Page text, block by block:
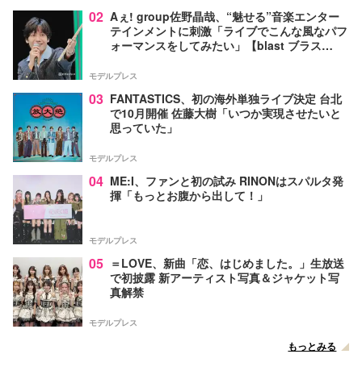
02 Aぇ! group佐野晶哉、“魅せる”音楽エンター
テインメントに刺激「ライブでこんな風なパフ
ォーマンスをしてみたい」【blast ブラス
モデルプレス
03 FANTASTICS、初の海外単独ライブ決定 台北
で10月開催 佐藤大樹「いつか実現させたいと
思っていた」
モデルプレス
04 ME:I、ファンと初の試み RINONはスパルタ発
揮「もっとお腹から出して！」
モデルプレス
05 ＝LOVE、新曲「恋、はじめました。」生放送
で初披露 新アーティスト写真＆ジャケット写
真解禁
モデルプレス
もっとみる